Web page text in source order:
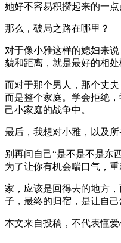
她好不容易积攒起来的一点
那么，破局之路在哪里？
对于像小雅这样的媳妇来
貌和距离，就是最好的相
而对于那个男人，那个丈
而是整个家庭。学会拒绝
己小家庭的战争中。
最后，我想对小雅，以及
别再问自己“是不是不是东
为了让你有机会喘口气，
家，应该是回得去的地方
子，最终的归宿，是让自己
本文来自投稿，不代表懂